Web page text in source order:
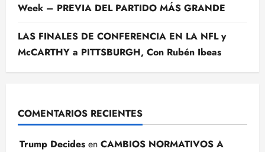
Week – PREVIA DEL PARTIDO MÁS GRANDE
LAS FINALES DE CONFERENCIA EN LA NFL y
McCARTHY a PITTSBURGH, Con Rubén Ibeas
COMENTARIOS RECIENTES
Trump Decides en CAMBIOS NORMATIVOS A